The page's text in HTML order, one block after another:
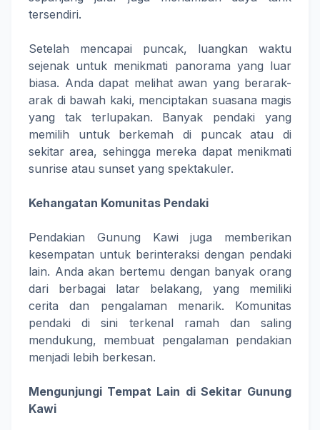
tersendiri.
Setelah mencapai puncak, luangkan waktu
sejenak untuk menikmati panorama yang luar
biasa. Anda dapat melihat awan yang berarak-
arak di bawah kaki, menciptakan suasana magis
yang tak terlupakan. Banyak pendaki yang
memilih untuk berkemah di puncak atau di
sekitar area, sehingga mereka dapat menikmati
sunrise atau sunset yang spektakuler.
Kehangatan Komunitas Pendaki
Pendakian Gunung Kawi juga memberikan
kesempatan untuk berinteraksi dengan pendaki
lain. Anda akan bertemu dengan banyak orang
dari berbagai latar belakang, yang memiliki
cerita dan pengalaman menarik. Komunitas
pendaki di sini terkenal ramah dan saling
mendukung, membuat pengalaman pendakian
menjadi lebih berkesan.
Mengunjungi Tempat Lain di Sekitar Gunung
Kawi